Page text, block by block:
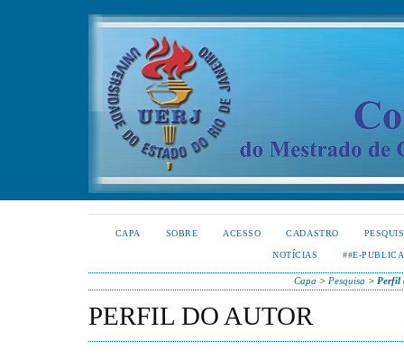
CAPA SOBRE ACESSO CADASTRO
NOTÍCIAS ##E-
Capa > Pesquisa > Perfil
PERFIL DO AUTOR